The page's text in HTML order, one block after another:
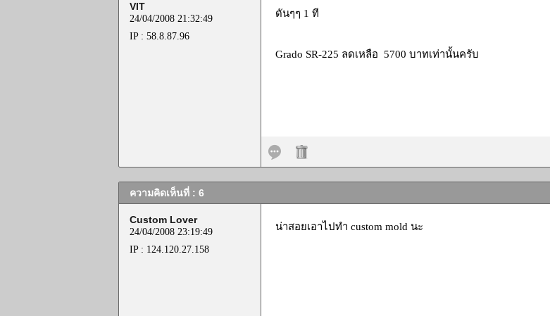
VIT
24/04/2008 21:32:49
IP : 58.8.87.96
ดันๆๆ 1 ที
Grado SR-225 ลดเหลือ 5700 บาทเท่านั้นครับ
ความคิดเห็นที่ : 6
Custom Lover
24/04/2008 23:19:49
IP : 124.120.27.158
น่าสอยเอาไปทำ custom mold นะ